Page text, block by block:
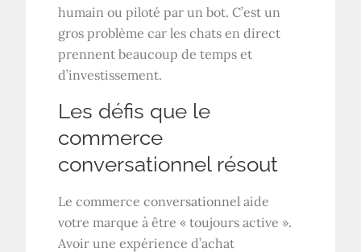
humain ou piloté par un bot. C’est un
gros problème car les chats en direct
prennent beaucoup de temps et
d’investissement.
Les défis que le
commerce
conversationnel résout
Le commerce conversationnel aide
votre marque à être « toujours active ».
Avoir une expérience d’achat